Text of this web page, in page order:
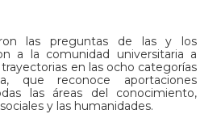
las preguntas de las y los
a la comunidad universitaria a
en las ocho categorías
que reconoce aportaciones
las áreas del conocimiento,
y las humanidades.